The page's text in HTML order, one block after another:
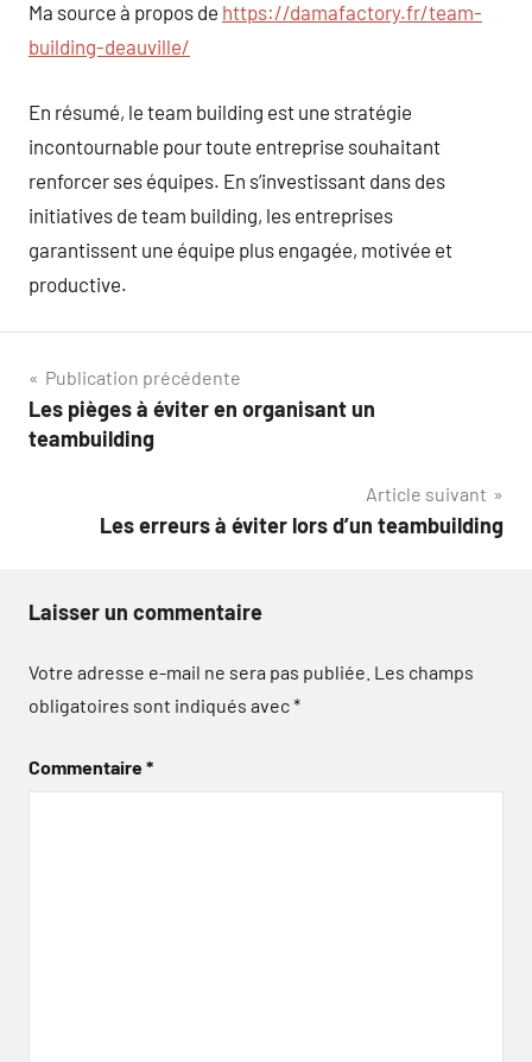
Ma source à propos de https://damafactory.fr/team-
building-deauville/
En résumé, le team building est une stratégie
incontournable pour toute entreprise souhaitant
renforcer ses équipes. En s’investissant dans des
initiatives de team building, les entreprises
garantissent une équipe plus engagée, motivée et
productive.
Navigation
de
Publication précédente
Les pièges à éviter en organisant un
teambuilding
Article suivant
Les erreurs à éviter lors d’un teambuilding
Laisser un commentaire
Votre adresse e-mail ne sera pas publiée. Les champs
obligatoires sont indiqués avec*
Commentaire*